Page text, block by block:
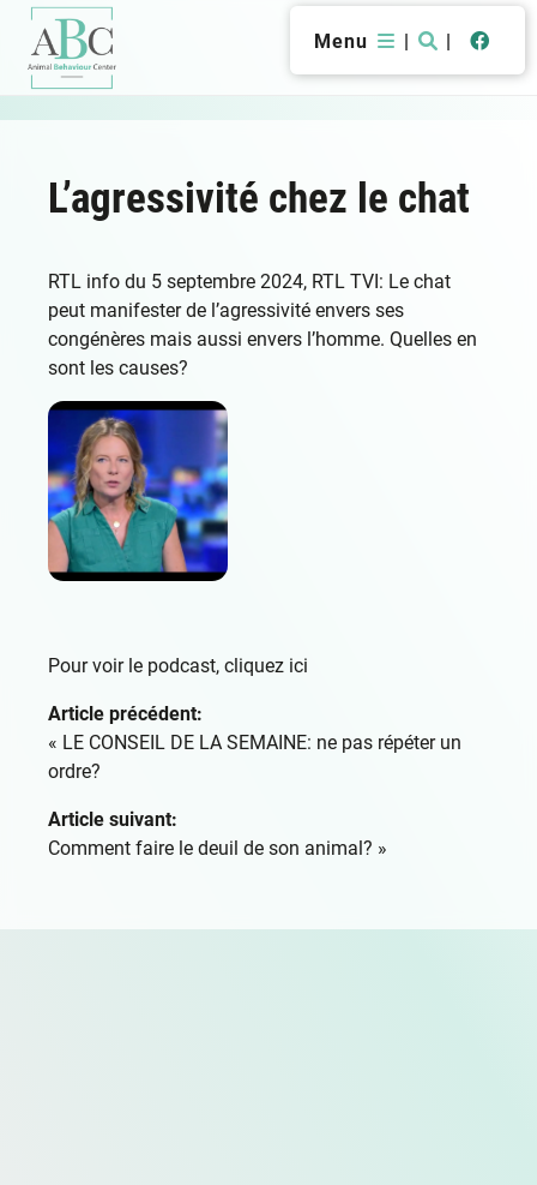
Menu | |
L’agressivité chez le chat
RTL info du 5 septembre 2024, RTL TVI: Le chat
peut manifester de l’agressivité envers ses
congénères mais aussi envers l’homme. Quelles en
sont les causes?
Pour voir le podcast,cliquez ici
Article précédent:
« LE CONSEIL DE LA SEMAINE: ne pas répéter un
ordre?
Article suivant:
Comment faire le deuil de son animal? »